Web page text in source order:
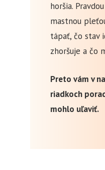
horšia.
mastnou
tápať, čo stav
zhoršuje a čo
Preto vám v
riadkoch
mohlo uľaviť.